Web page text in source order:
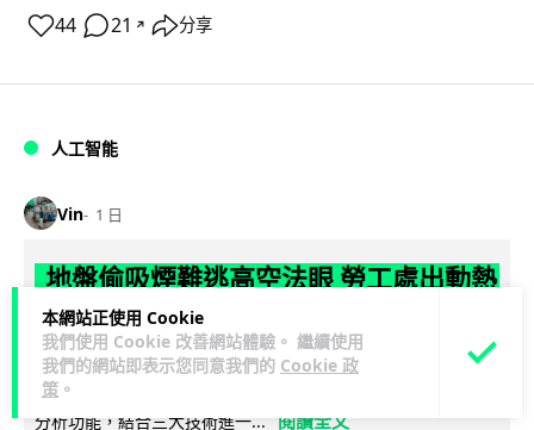
本網站正使用 Cookie
我們使用 Cookie 改善網站體驗。 繼續使用
我們的網站即表示您同意我們的 Cookie 政
策 。
44 21 ↗ 分享
人工智能
Vin 1 日
地盤偷吸煙難逃高空法眼 勞工處出動熱
感無人機 擬加 AI 人臉識別精準執法
勞工處投入配備熱感應鏡頭的小型無人機進行高空巡邏以打擊
地盤違例吸煙，並正研究於未來一年內引入 AI 人臉識別與行為
分析功能，結合三大技術進一... 閱讀全文